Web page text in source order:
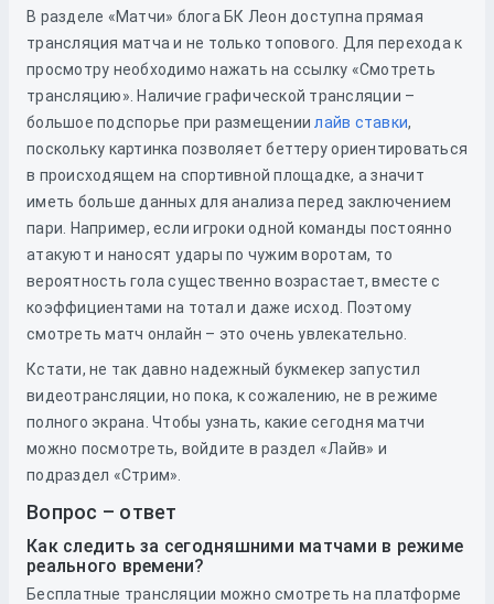
В разделе «Матчи» блога БК Леон доступна прямая
трансляция матча и не только топового. Для перехода к
просмотру необходимо нажать на ссылку «Смотреть
трансляцию». Наличие графической трансляции –
большое подспорье при размещениилайв ставки,
поскольку картинка позволяет беттеру ориентироваться
в происходящем на спортивной площадке, а значит
иметь больше данных для анализа перед заключением
пари. Например, если игроки одной команды постоянно
атакуют и наносят удары по чужим воротам, то
вероятность гола существенно возрастает, вместе с
коэффициентами на тотал и даже исход. Поэтому
смотреть матч онлайн – это очень увлекательно.
Кстати, не так давно надежный букмекер запустил
видеотрансляции, но пока, к сожалению, не в режиме
полного экрана. Чтобы узнать, какие сегодня матчи
можно посмотреть, войдите в раздел «Лайв» и
подраздел «Стрим».
Вопрос – ответ
Как следить за сегодняшними матчами в режиме
реального времени?
Бесплатные трансляции можно смотреть на платформе